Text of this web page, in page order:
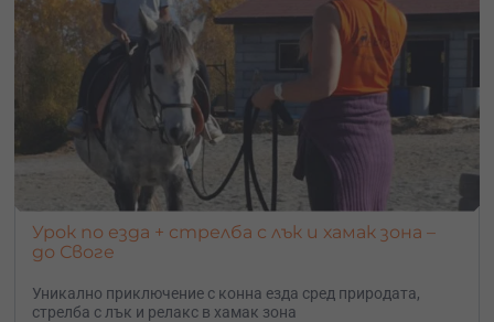
Урок по езда + стрелба с лък и хамак зона –
до Своге
Уникално приключение с конна езда сред природата,
стрелба с лък и релакс в хамак зона